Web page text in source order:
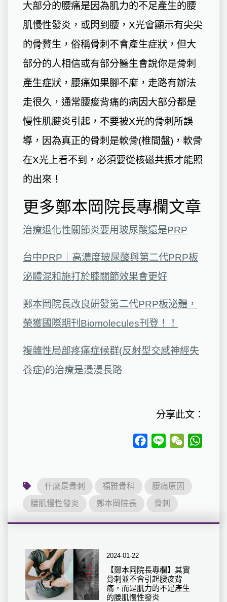
大部分的腰痛是因為肌力的不足產生的腰
肌慢性發炎，或閃到腰，X光會顯示有尖尖
的骨贅生，俗稱骨刺不會產生症狀，但大
部分的人相信或有部分醫生會說你是骨刺
產生症狀，腰痛如果腳不麻，走路有辦法
走很久，通常腰痠背痛的病因大部分都是
慢性肌腱炎引起，不要被X光的骨刺所誤
導，因為真正的骨刺是軟骨(椎間盤)，軟骨
在X光上看不到，必須要從核磁共振才能照
的出來！
更多鄭本岡院長專欄文章
治療退化性關節炎要用玻尿酸還是PRP
台中PRP｜高濃度玻尿酸與第二代PRP板
泌體混和施打於膝關節效果會更好
鄭本岡院長改良研發第二代PRP板泌體，
榮獲國際期刊Biomolecules刊登！！
複雜性局部疼痛症候群(反射型交感神經失
養症)的治療是漫漫長路
分享此文：
Facebook
Line WeChat
什麼是骨刺 福雅骨科
腰痛原因
腰肌慢性發炎
鄭本岡院長 骨刺
2024-01-22
【鄭本岡院長專欄】其實
骨刺並不會引起腰痠背
痛，而是肌力的不足產生
的腰肌慢性發炎